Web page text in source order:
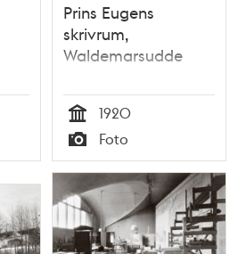
Prins Eugens
skrivrum,
Waldemarsudde
Tid
1920
Typ
Foto